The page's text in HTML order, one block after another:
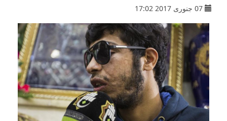
07 جنوری 2017 17:02